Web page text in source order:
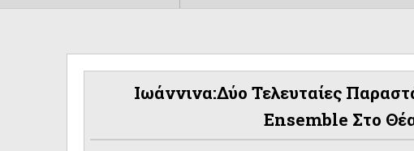
Ιωάννινα:Δύο Τελευταίες
Ensemble Στο